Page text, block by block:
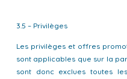
3.5 – Privilèges
Les privilèges et offres
sont applicables que sur la
sont donc exclues toutes